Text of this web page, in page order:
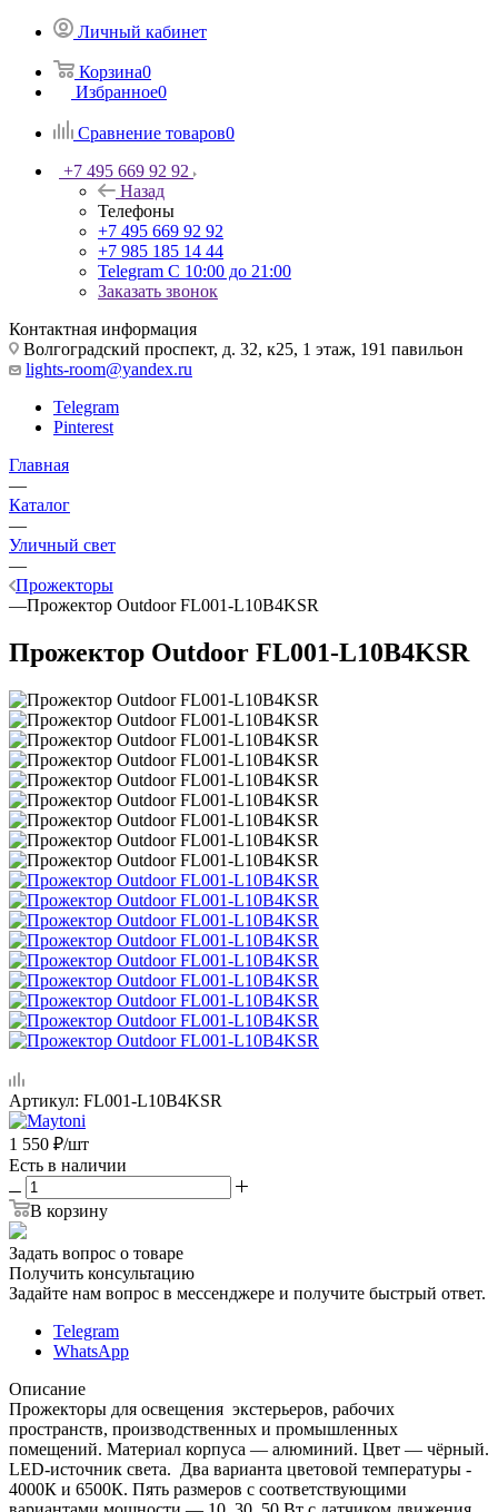
Личный кабинет
Корзина0
Избранное0
Сравнение товаров0
+7 495 669 92 92
Назад
Телефоны
+7 495 669 92 92
+7 985 185 14 44
Telegram С 10:00 до 21:00
Заказать звонок
Контактная информация
Волгоградский проспект, д. 32, к25, 1 этаж, 191 павильон
lights-room@yandex.ru
Telegram
Pinterest
Главная
—
Каталог
—
Уличный свет
—
Прожекторы
—Прожектор Outdoor FL001-L10B4KSR
Прожектор Outdoor FL001-L10B4KSR
Артикул: FL001-L10B4KSR
1 550 ₽/шт
Есть в наличии
В корзину
Задать вопрос о товаре
Получить консультацию
Задайте нам вопрос в мессенджере и получите быстрый ответ.
Telegram
WhatsApp
Описание
Прожекторы для освещения экстерьеров, рабочих
пространств, производственных и промышленных
помещений. Материал корпуса — алюминий. Цвет — чёрный.
LED-источник света. Два варианта цветовой температуры -
4000К и 6500К. Пять размеров с соответствующими